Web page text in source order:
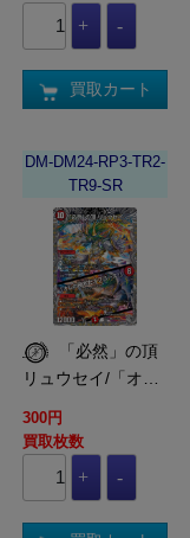
買取カート
DM-DM24-RP3-TR2-
TR9-SR
リュウセイ/「オ…
300円
買取枚数